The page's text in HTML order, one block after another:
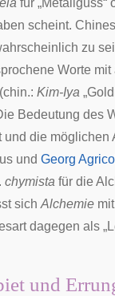
für „Metallguss“
scheint.
zu
Worte mit
Kim-Iya
Bedeutung des
und die möglichen
und Georg
chymista für die
sich Alchemie
dagegen als
und